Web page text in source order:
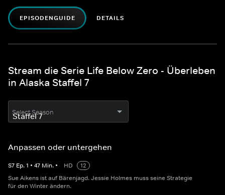
EPISODENGUIDE DETAILS
Stream die Serie Life Below Zero - Überleben
in Alaska Staffel 7
Select Season
Anpassen oder untergehen
S7 Ep.1 • 47 Min. • HD
12
Sue Aikens ist auf Bärenjagd. Jessie Holmes muss seine Strategie
für den Winter ändern.